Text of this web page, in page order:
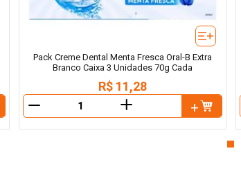
Pack Creme Dental Menta Fresca Oral-B Extra
Branco Caixa 3 Unidades 70g Cada
R$ 11,28
＋